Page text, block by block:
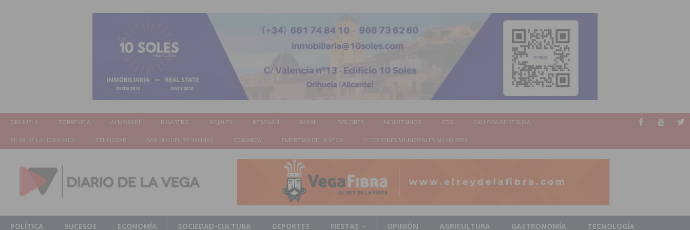
ORIHUELA TORREVIEJA ALMORADÍ BIGASTRO ROJALES REDOVÁN RAFAL DOLORES MONTESINOS COX CALLOSA DE SEGURA
PILAR DE LA HORADADA BENEJUZAR SAN MIGUEL DE SALINAS COMARCA EMPRESAS DE LA VEGA ELECCIONES MUNICIPALES MAYO 2023
POLÍTICA SUCESOS ECONOMÍA SOCIEDAD-CULTURA DEPORTES FIESTAS OPINIÓN AGRICULTURA GASTRONOMÍA TECNOLOGÍA